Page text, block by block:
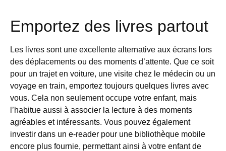
Emportez des livres partout
Les livres sont une excellente alternative aux écrans lors
des déplacements ou des moments d’attente. Que ce soit
pour un trajet en voiture, une visite chez le médecin ou un
voyage en train, emportez toujours quelques livres avec
vous. Cela non seulement occupe votre enfant, mais
l’habitue aussi à associer la lecture à des moments
agréables et intéressants. Vous pouvez également
investir dans un e-reader pour une bibliothèque mobile
encore plus fournie, permettant ainsi à votre enfant de